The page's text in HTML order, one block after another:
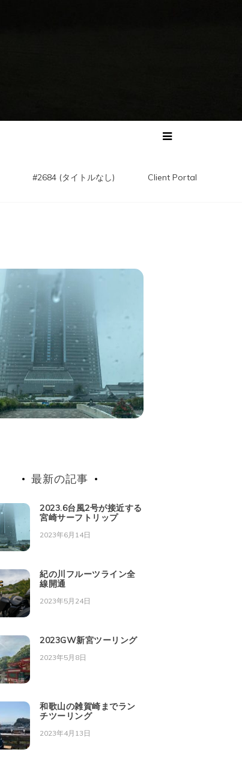
#2684 (タイトルなし) Client Portal
最新の記事
2023.6台風2号が接近する
宮崎サーフトリップ
2023年6月14日
紀の川フルーツライン全
線開通
2023年5月24日
2023GW新宮ツーリング
2023年5月8日
和歌山の雑賀崎までラン
チツーリング
2023年4月13日